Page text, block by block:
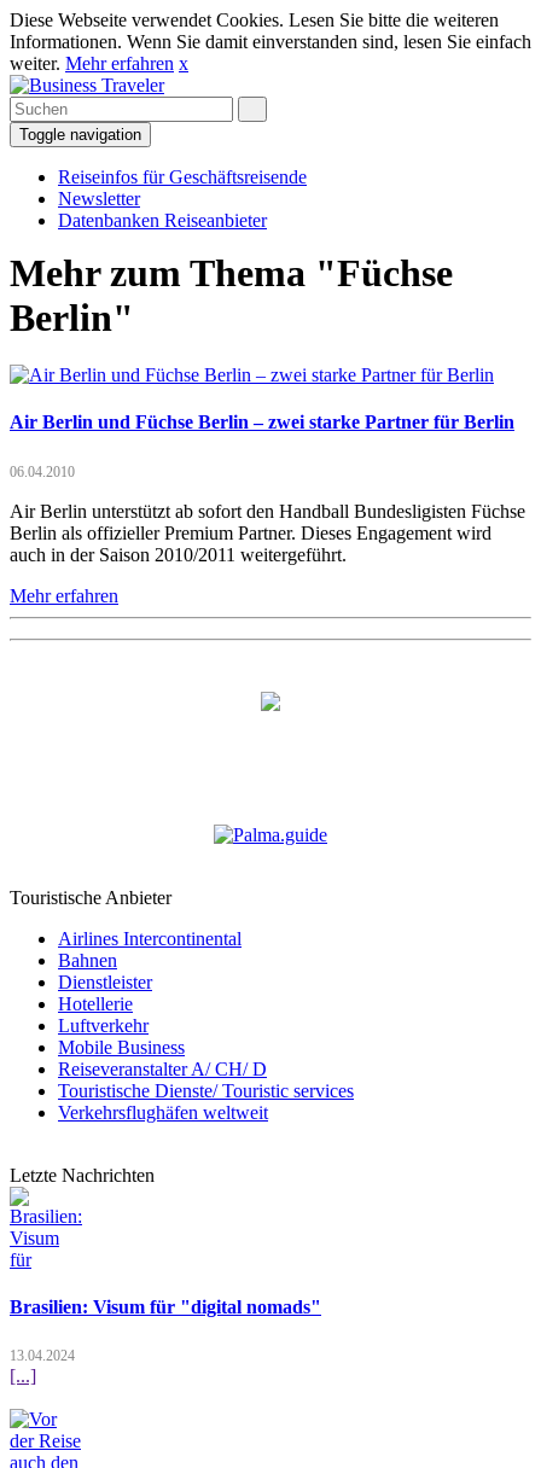
Diese Webseite verwendet Cookies. Lesen Sie bitte die weiteren
Informationen. Wenn Sie damit einverstanden sind, lesen Sie einfach
weiter. Mehr erfahren x
Toggle navigation
Reiseinfos für Geschäftsreisende
Newsletter
Datenbanken Reiseanbieter
Mehr zum Thema "Füchse
Berlin"
Air Berlin und Füchse Berlin – zwei starke Partner für Berlin
06.04.2010
Air Berlin unterstützt ab sofort den Handball Bundesligisten Füchse
Berlin als offizieller Premium Partner. Dieses Engagement wird
auch in der Saison 2010/2011 weitergeführt.
Mehr erfahren
Touristische Anbieter
Airlines Intercontinental
Bahnen
Dienstleister
Hotellerie
Luftverkehr
Mobile Business
Reiseveranstalter A/ CH/ D
Touristische Dienste/ Touristic services
Verkehrsflughäfen weltweit
Letzte Nachrichten
Brasilien: Visum für "digital nomads"
13.04.2024
[...]